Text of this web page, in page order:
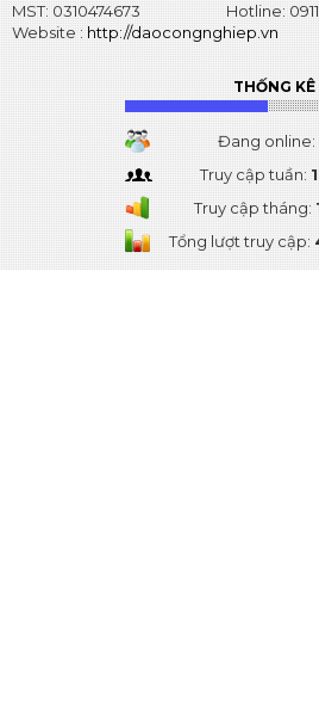
MST: 0310474673 Hotline:
Website : http://daocongnghiep.vn
THỐNG KÊ
Đang online:
Truy cập tuần:
Truy cập tháng:
Tổng lượt truy cập: